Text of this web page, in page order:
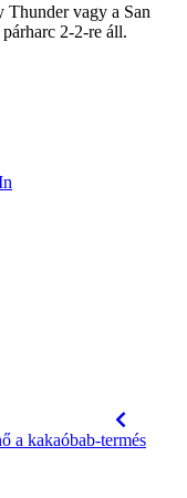
Thunder vagy a San
2-2-re áll.
a kakaóbab-termés